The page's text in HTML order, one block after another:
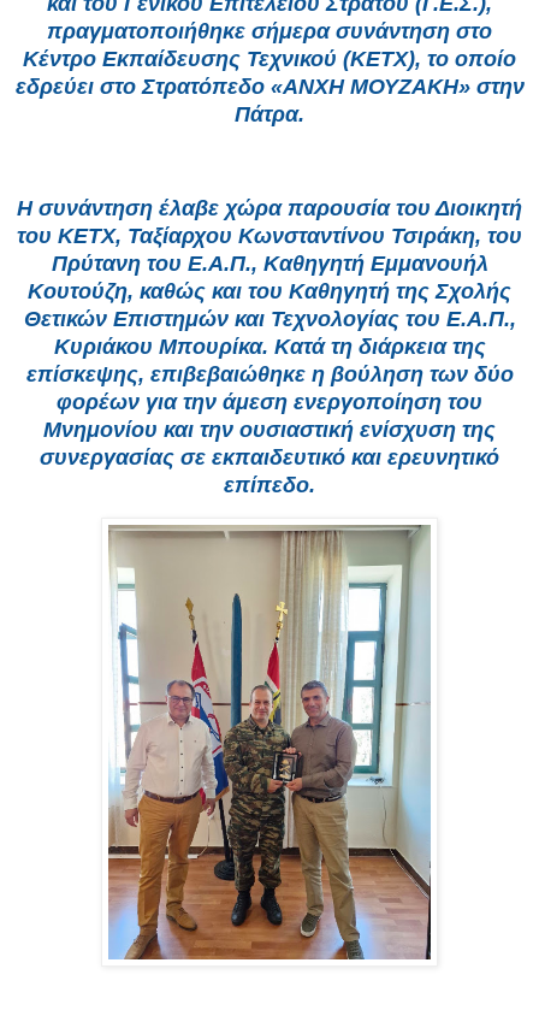
πραγματοποιήθηκε σήμερα συνάντηση στο
Κέντρο Εκπαίδευσης Τεχνικού (ΚΕΤΧ), το οποίο
εδρεύει στο Στρατόπεδο «ΑΝΧΗ ΜΟΥΖΑΚΗ» στην
Πάτρα.
Η συνάντηση έλαβε χώρα παρουσία του Διοικητή
του ΚΕΤΧ, Ταξίαρχου Κωνσταντίνου Τσιράκη, του
Πρύτανη του Ε.Α.Π., Καθηγητή Εμμανουήλ
Κουτούζη, καθώς και του Καθηγητή της Σχολής
Θετικών Επιστημών και Τεχνολογίας του Ε.Α.Π.,
Κυριάκου Μπουρίκα. Κατά τη διάρκεια της
επίσκεψης, επιβεβαιώθηκε η βούληση των δύο
φορέων για την άμεση ενεργοποίηση του
Μνημονίου και την ουσιαστική ενίσχυση της
συνεργασίας σε εκπαιδευτικό και ερευνητικό
επίπεδο.